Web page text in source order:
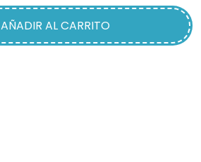
AÑADIR AL CARRITO